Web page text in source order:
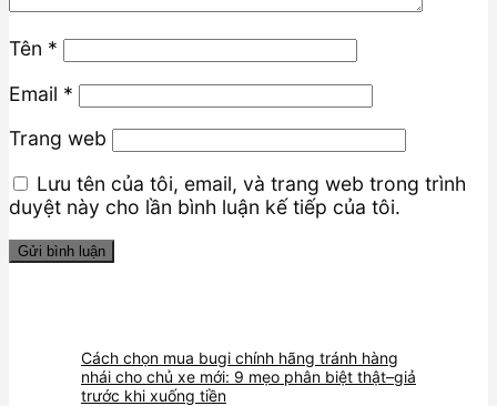
Tên *
Email *
Trang web
Lưu tên của tôi, email, và trang web trong trình
duyệt này cho lần bình luận kế tiếp của tôi.
Cách chọn mua bugi chính hãng tránh hàng
nhái cho chủ xe mới: 9 mẹo phân biệt thật–giả
trước khi xuống tiền